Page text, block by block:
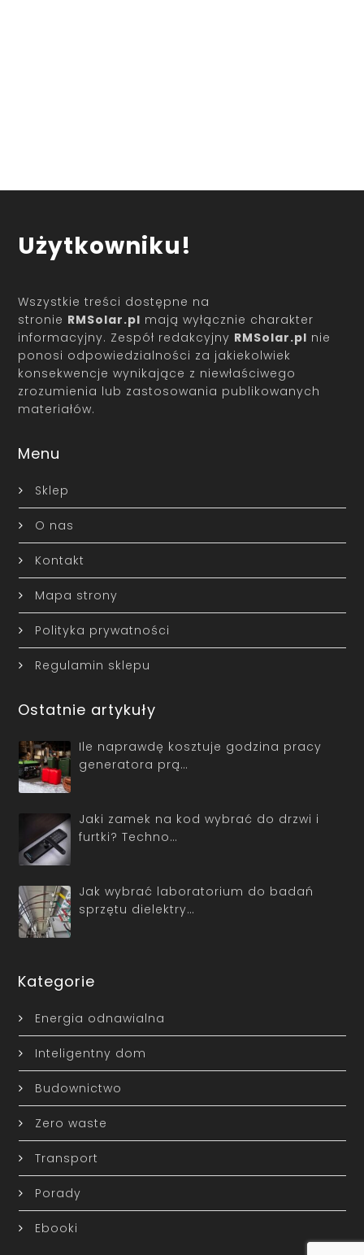
Użytkowniku!
Wszystkie treści dostępne na
stronie RMSolar.pl mają wyłącznie charakter
informacyjny. Zespół redakcyjny RMSolar.pl nie
ponosi odpowiedzialności za jakiekolwiek
konsekwencje wynikające z niewłaściwego
zrozumienia lub zastosowania publikowanych
materiałów.
Menu
Sklep
O nas
Kontakt
Mapa strony
Polityka prywatności
Regulamin sklepu
Ostatnie artykuły
Ile naprawdę kosztuje godzina pracy
generatora prą…
Jaki zamek na kod wybrać do drzwi i
furtki? Techno…
Jak wybrać laboratorium do badań
sprzętu dielektry…
Kategorie
Energia odnawialna
Inteligentny dom
Budownictwo
Zero waste
Transport
Porady
Ebooki